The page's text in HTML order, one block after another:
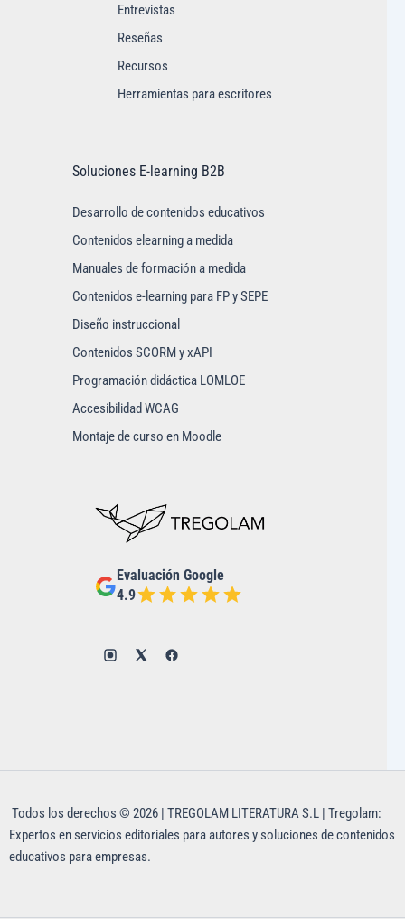
Entrevistas
Reseñas
Recursos
Herramientas para escritores
Soluciones E-learning B2B
Desarrollo de contenidos educativos
Contenidos elearning a medida
Manuales de formación a medida
Contenidos e-learning para FP y SEPE
Diseño instruccional
Contenidos SCORM y xAPI
Programación didáctica LOMLOE
Accesibilidad WCAG
Montaje de curso en Moodle
Evaluación Google
4.9
Todos los derechos © 2026 | TREGOLAM LITERATURA S.L | Tregolam:
Expertos en servicios editoriales para autores y soluciones de contenidos
educativos para empresas.